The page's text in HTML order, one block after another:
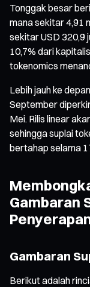
Tonggak besar
mana sekitar 4,91
sekitar USD 320,9
10,7% dari
tokenomics
Lebih jauh ke
September
Mei. Rilis linear
sehingga suplai
bertahap selama
Gambaran
Gambaran
Berikut adalah